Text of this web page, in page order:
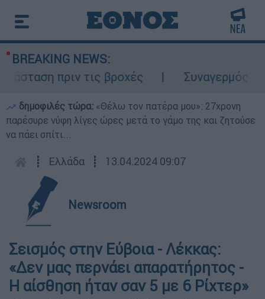
BREAKING NEWS:
πριν τις βροχές
Συναγερμός
δημοφιλές τώρα: «Θέλω τον πατέρα μου»: 27χρονη
παρέσυρε νύφη λίγες ώρες μετά το γάμο της και ζητούσε
να πάει σπίτι...
┋ Ελλάδα ┋ 13.04.2024 09:07
Newsroom
Σεισμός στην Εύβοια - Λέκκας:
«Δεν μας περνάει απαρατήρητος -
Η αίσθηση ήταν σαν 5 με 6 Ρίχτερ»